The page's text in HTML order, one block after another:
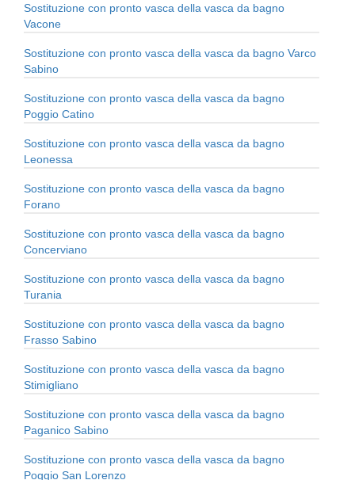
Sostituzione con pronto vasca della vasca da bagno
Vacone
Sostituzione con pronto vasca della vasca da bagno Varco
Sabino
Sostituzione con pronto vasca della vasca da bagno
Poggio Catino
Sostituzione con pronto vasca della vasca da bagno
Leonessa
Sostituzione con pronto vasca della vasca da bagno
Forano
Sostituzione con pronto vasca della vasca da bagno
Concerviano
Sostituzione con pronto vasca della vasca da bagno
Turania
Sostituzione con pronto vasca della vasca da bagno
Frasso Sabino
Sostituzione con pronto vasca della vasca da bagno
Stimigliano
Sostituzione con pronto vasca della vasca da bagno
Paganico Sabino
Sostituzione con pronto vasca della vasca da bagno
Poggio San Lorenzo